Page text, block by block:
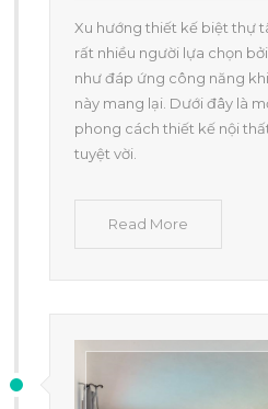
Xu hướng thiết kế biệt thự
rất nhiều người lựa chọn
như đáp ứng công năng
này mang lại. Dưới đây là
phong cách thiết kế nội
tuyệt vời.
Read More